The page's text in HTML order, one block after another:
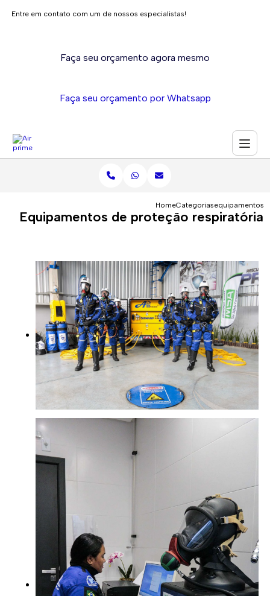
Entre em contato com um de nossos especialistas!
Faça seu orçamento agora mesmo
Faça seu orçamento por Whatsapp
HomeCategoriasequipamentos
Equipamentos de proteção respiratória